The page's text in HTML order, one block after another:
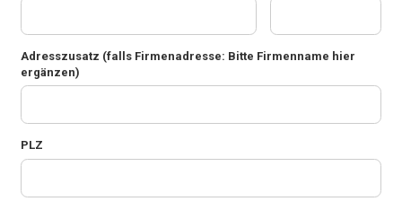
Adresszusatz (falls Firmenadresse: Bitte Firmenname hier
ergänzen)
PLZ